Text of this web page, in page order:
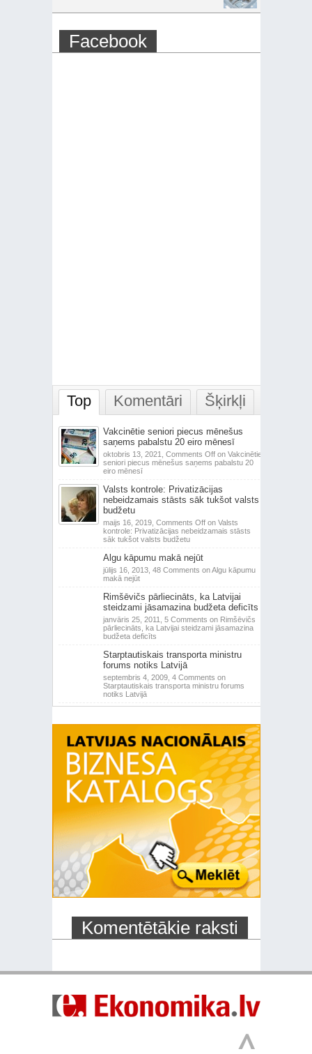
Facebook
Top Komentāri Šķirkļi
Vakcinētie seniori piecus mēnešus
saņems pabalstu 20 eiro mēnesī
oktobris 13, 2021, Comments Offon Vakcinētie
seniori piecus mēnešus saņems pabalstu 20
eiro mēnesī
Valsts kontrole: Privatizācijas
nebeidzamais stāsts sāk tukšot valsts
budžetu
maijs 16, 2019, Comments Offon Valsts
kontrole: Privatizācijas nebeidzamais stāsts
sāk tukšot valsts budžetu
Algu kāpumu makā nejūt
jūlijs 16, 2013, 48 Comments on Algu kāpumu
makā nejūt
Rimšēvičs pārliecināts, ka Latvijai
steidzami jāsamazina budžeta deficīts
janvāris 25, 2011, 5 Comments on Rimšēvičs
pārliecināts, ka Latvijai steidzami jāsamazina
budžeta deficīts
Starptautiskais transporta ministru
forums notiks Latvijā
septembris 4, 2009, 4 Comments on
Starptautiskais transporta ministru forums
notiks Latvijā
Komentētākie raksti